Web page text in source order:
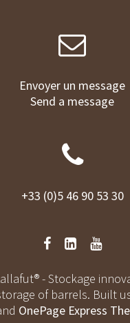
Envoyer un message
Send a message
+33 (0)5 46 90 53 30
- Stockage
of barrels. Built
OnePage Express